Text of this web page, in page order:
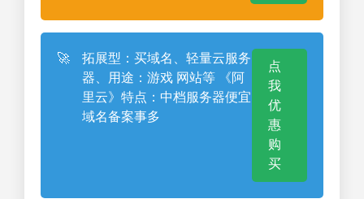
🚀
拓展型：买域名、轻量云服务
器、用途：游戏 网站等 《阿
里云》特点：中档服务器便宜
域名备案事多
点
我
优
惠
购
买